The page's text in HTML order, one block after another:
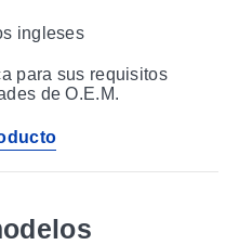
ingleses
para sus requisitos
de O.E.M.